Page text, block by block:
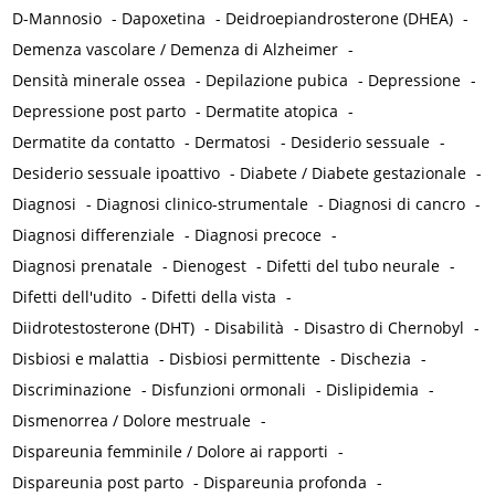
D-Mannosio - Dapoxetina - Deidroepiandrosterone (DHEA) -
Demenza vascolare / Demenza di Alzheimer -
Densità minerale ossea - Depilazione pubica - Depressione -
Depressione post parto - Dermatite atopica -
Dermatite da contatto - Dermatosi - Desiderio sessuale -
Desiderio sessuale ipoattivo - Diabete / Diabete gestazionale -
Diagnosi - Diagnosi clinico-strumentale - Diagnosi di cancro -
Diagnosi differenziale - Diagnosi precoce -
Diagnosi prenatale - Dienogest - Difetti del tubo neurale -
Difetti dell'udito - Difetti della vista -
Diidrotestosterone (DHT) - Disabilità - Disastro di Chernobyl -
Disbiosi e malattia - Disbiosi permittente - Dischezia -
Discriminazione - Disfunzioni ormonali - Dislipidemia -
Dismenorrea / Dolore mestruale -
Dispareunia femminile / Dolore ai rapporti -
Dispareunia post parto - Dispareunia profonda -